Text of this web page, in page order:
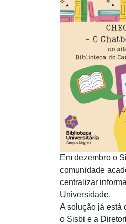
Em dezembro o
comunidade
centralizar
Universidade.
A solução já está
o Sisbi e a